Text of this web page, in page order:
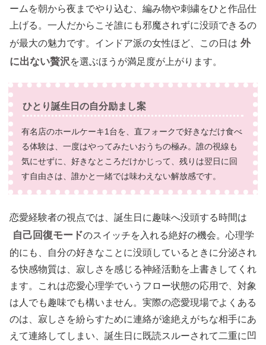
ームを朝から夜までやり込む、編み物や刺繍をひと作品仕
上げる。一人だからこそ誰にも邪魔されずに没頭できるの
が最大の魅力です。インドア派の女性ほど、この日は 外
に出ない贅沢を選ぶほうが満足度が上がります。
ひとり誕生日の自分励まし案
有名店のホールケーキ1台を、直フォークで好きなだけ食べ
る体験は、一度はやってみたいおうちの極み。誰の視線も
気にせずに、好きなところだけかじって、残りは翌日に回
す自由さは、誰かと一緒では味わえない解放感です。
恋愛経験者の視点では、誕生日に趣味へ没頭する時間は
自己回復モードのスイッチを入れる絶好の機会。心理学
的にも、自分の好きなことに没頭しているときに分泌され
る快感物質は、寂しさを感じる神経活動を上書きしてくれ
ます。これは恋愛心理学でいうフロー状態の応用で、対象
は人でも趣味でも構いません。実際の恋愛現場でよくある
のは、寂しさを紛らすために連絡が途絶えがちな相手にあ
えて連絡してしまい、誕生日に既読スルーされて二重に凹